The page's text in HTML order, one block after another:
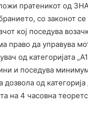
пратеникот од
со законот
кој поседува
право да управува
од категоријата
и поседува
дозвола од
на 4 часовна